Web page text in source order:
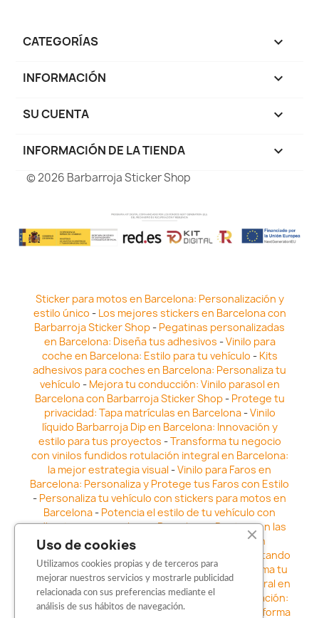
CATEGORÍAS 
INFORMACIÓN 
SU CUENTA 
INFORMACIÓN DE LA TIENDA keyboard_arrow_down
© 2026 Barbarroja Sticker Shop
Sticker para motos en Barcelona: Personalización y
estilo único - Los mejores stickers en Barcelona con
Barbarroja Sticker Shop- Pegatinas personalizadas
en Barcelona: Diseña tus adhesivos -Vinilo para
coche en Barcelona: Estilo para tu vehículo - Kits
adhesivos para coches en Barcelona: Personaliza tu
vehículo - Mejora tu conducción: Vinilo parasol en
Barcelona con Barbarroja Sticker Shop- Protege tu
privacidad: Tapa matrículas en Barcelona-Vinilo
líquido Barbarroja Dip en Barcelona: Innovación y
estilo para tus proyectos -Transforma tu negocio
con vinilos fundidos rotulación integral en Barcelona:
la mejor estrategia visual -Vinilo para Faros en
Barcelona: Personaliza y Protege tus Faros con Estilo
- Personaliza tu vehículo con stickers para motos en
Barcelona- Potencia el estilo de tu vehículo con
adhesivos para coche en Barcelona-Destaca en las
calles: Los Mejores stickers para coches en
Vinilo para faros en Barcelona: Resaltando
la Estética y Seguridad del Automóvil- Transforma tu
vehículo con los vinilos fundidos rotulación integral en
Barcelona-Explora la Innovación en Personalización:
Vinilo líquido barbarroja dip en Barcelona
Transforma
Uso de cookies
Utilizamos cookies propias y de terceros para
mejorar nuestros servicios y mostrarle publicidad
relacionada con sus preferencias mediante el
análisis de sus hábitos de navegación.